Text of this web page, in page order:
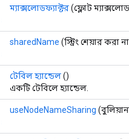
ম্যাক্সলোডফ্যাক্টর(ফ্লোট
sharedName (স্ট্রিং শেয়ার করা
টেবিল হ্যান্ডেল()
একটি টেবিলে হ্যান্ডেল.
useNodeNameSharing